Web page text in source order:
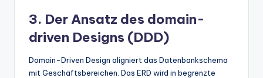
3. Der Ansatz des domain-
driven Designs (DDD)
Domain-Driven Design aligniert das Datenbankschema
mit Geschäftsbereichen. Das ERD wird in begrenzte